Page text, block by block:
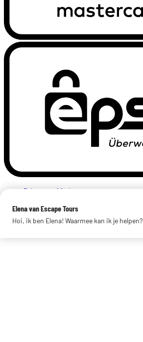
Privacyverklaring
Links
© 2026 Escape Tours
Elena van Escape Tours
Hoi, ik ben Elena! Waarmee kan ik je helpen?